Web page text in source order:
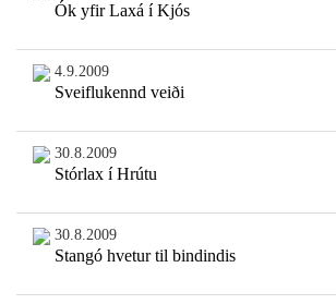
Ók yfir Laxá í Kjós
4.9.2009
Sveiflukennd veiði
30.8.2009
Stórlax í Hrútu
30.8.2009
Stangó hvetur til bindindis